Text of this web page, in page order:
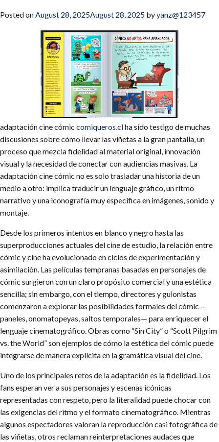
Posted onAugust 28, 2025August 28, 2025 byyanz@123457
adaptación cine cómic comiqueros.clha sido testigo de muchas
discusiones sobre cómo llevar las viñetas a la gran pantalla, un
proceso que mezcla fidelidad al material original, innovación
visual y la necesidad de conectar con audiencias masivas. La
adaptación cine cómic no es solo trasladar una historia de un
medio a otro: implica traducir un lenguaje gráfico, un ritmo
narrativo y una iconografía muy específica en imágenes, sonido y
montaje.
Desde los primeros intentos en blanco y negro hasta las
superproducciones actuales del cine de estudio, la relación entre
cómic y cine ha evolucionado en ciclos de experimentación y
asimilación. Las películas tempranas basadas en personajes de
cómic surgieron con un claro propósito comercial y una estética
sencilla; sin embargo, con el tiempo, directores y guionistas
comenzaron a explorar las posibilidades formales del cómic —
paneles, onomatopeyas, saltos temporales— para enriquecer el
lenguaje cinematográfico. Obras como “Sin City” o “Scott Pilgrim
vs. the World” son ejemplos de cómo la estética del cómic puede
integrarse de manera explícita en la gramática visual del cine.
Uno de los principales retos de la adaptación es la fidelidad. Los
fans esperan ver a sus personajes y escenas icónicas
representadas con respeto, pero la literalidad puede chocar con
las exigencias del ritmo y el formato cinematográfico. Mientras
algunos espectadores valoran la reproducción casi fotográfica de
las viñetas, otros reclaman reinterpretaciones audaces que